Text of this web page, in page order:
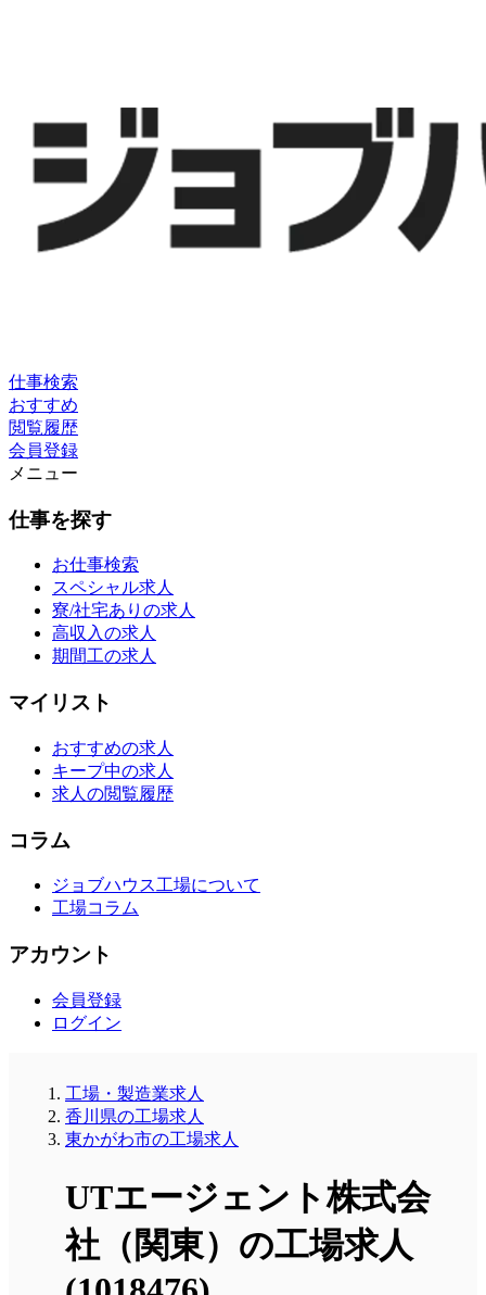
仕事検索
おすすめ
閲覧履歴
会員登録
メニュー
仕事を探す
お仕事検索
スペシャル求人
寮/社宅ありの求人
高収入の求人
期間工の求人
マイリスト
おすすめの求人
キープ中の求人
求人の閲覧履歴
コラム
ジョブハウス工場について
工場コラム
アカウント
会員登録
ログイン
工場・製造業求人
香川県の工場求人
東かがわ市の工場求人
UTエージェント株式会
社（関東）の工場求人